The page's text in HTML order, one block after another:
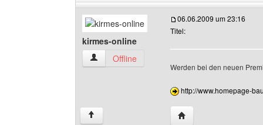
kirmes-online
kirmes-online Benutzer-Profile anzeigen
Offline
06.06.2009 um 23:16
Titel:
Werden bei den neuen
http://www.homepage-
↑ Website dieses